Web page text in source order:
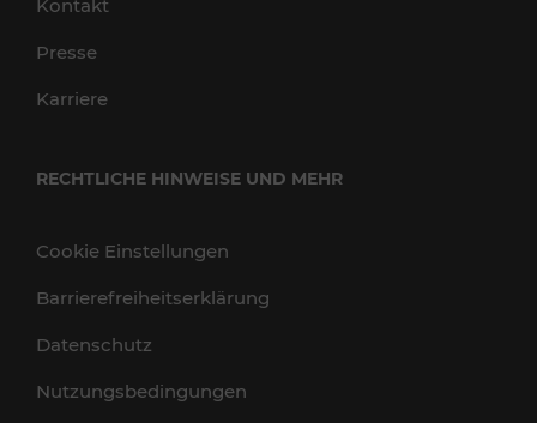
Kontakt
Presse
Karriere
RECHTLICHE HINWEISE UND MEHR
Cookie Einstellungen
Barrierefreiheitserklärung
Datenschutz
Nutzungsbedingungen